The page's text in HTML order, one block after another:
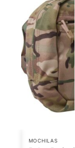
MOCHILAS